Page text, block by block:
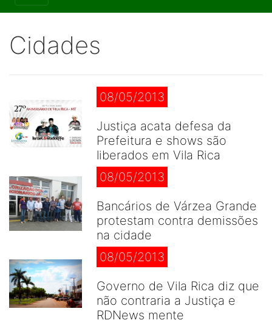
Cidades
08/05/2013
Justiça acata defesa da
Prefeitura e shows são
liberados em Vila Rica
08/05/2013
Bancários de Várzea Grande
protestam contra demissões
na cidade
08/05/2013
Governo de Vila Rica diz que
não contraria a Justiça e
RDNews mente